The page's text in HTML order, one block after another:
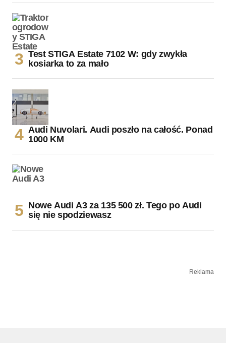
Test STIGA Estate 7102 W: gdy zwykła
kosiarka to za mało
Audi Nuvolari. Audi poszło na całość. Ponad
1000 KM
Nowe Audi A3 za 135 500 zł. Tego po Audi
się nie spodziewasz
Reklama